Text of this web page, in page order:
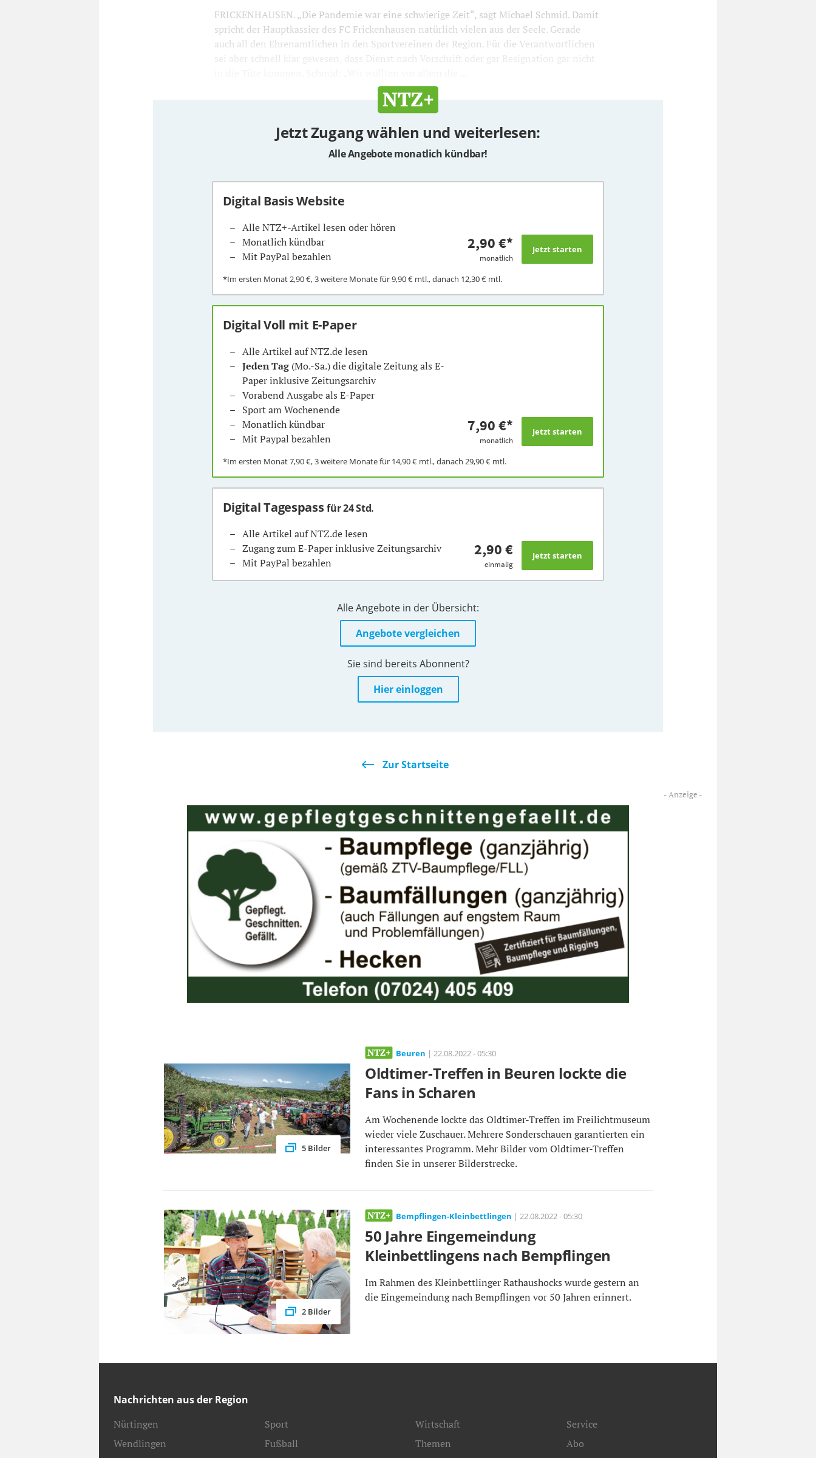
FRICKENHAUSEN. „Die Pandemie war eine schwierige Zeit“, sagt Michael Schmid. Damit
spricht der Hauptkassier des FC Frickenhausen natürlich vielen aus der Seele. Gerade
auch all den Ehrenamtlichen in den Sportvereinen der Region. Für die Verantwortlichen
sei aber schnell klar gewesen, dass Dienst nach Vorschrift oder gar Resignation gar nicht
Jetzt Zugang wählen und weiterlesen:
Alle Angebote monatlich kündbar!
Digital Basis Website
Alle NTZ+-Artikel lesen oder hören
Monatlich kündbar
Mit PayPal bezahlen
2,90 €*
monatlich
*Im ersten Monat2,90 €, 3 weitere Monate für9,90 €mtl., danach 12,30 €mtl.
Digital Voll mit E-Paper
Alle Artikel auf NTZ.de lesen
Jeden Tag(Mo.-Sa.) die digitale Zeitung als E-
Paper inklusive Zeitungsarchiv
Vorabend Ausgabe als E-Paper
Sport am Wochenende
Monatlich kündbar
Mit Paypal bezahlen
7,90 €*
monatlich
*Im ersten Monat7,90 €, 3 weitere Monate für 14,90 €mtl., danach 29,90 €mtl.
Digital Tagespassfür 24 Std.
Alle Artikel auf NTZ.de lesen
Zugang zum E-Paper inklusive Zeitungsarchiv
Mit PayPal bezahlen
2,90 €
einmalig
Alle Angebote in der Übersicht:
Angebote vergleichen
Sie sind bereits Abonnent?
Hier einloggen
Zur Startseite
5 Bilder
Beuren | 22.08.2022 - 05:30
Oldtimer-Treffen in Beuren lockte die
Fans in Scharen
Am Wochenende lockte das Oldtimer-Treffen im Freilichtmuseum
wieder viele Zuschauer. Mehrere Sonderschauen garantierten ein
interessantes Programm. Mehr Bilder vom Oldtimer-Treffen
finden Sie in unserer Bilderstrecke.
2 Bilder
Bempflingen-Kleinbettlingen | 22.08.2022 - 05:30
50 Jahre Eingemeindung
Kleinbettlingens nach Bempflingen
Im Rahmen des Kleinbettlinger Rathaushocks wurde gestern an
die Eingemeindung nach Bempflingen vor 50 Jahren erinnert.
Nachrichten aus der Region
Nürtingen
Wendlingen
Sport
Fußball
Wirtschaft
Themen
Service
Abo